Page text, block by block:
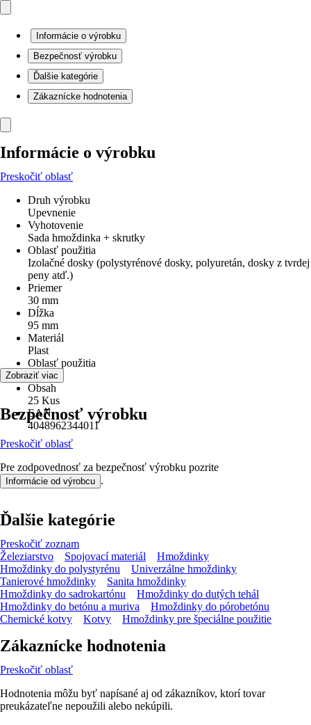
Informácie o výrobku
Bezpečnosť výrobku
Ďalšie kategórie
Zákaznícke hodnotenia
Informácie o výrobku
Preskočiť oblasť
Druh výrobku
Upevnenie
Vyhotovenie
Sada hmoždinka + skrutky
Oblasť použitia
Izolačné dosky (polystyrénové dosky, polyuretán, dosky z tvrdej
peny atď.)
Priemer
30 mm
Dĺžka
95 mm
Materiál
Plast
Oblasť použitia
Interiér
Obsah
25 Kus
EAN
4048962344011
Zobraziť viac
Bezpečnosť výrobku
Preskočiť oblasť
Pre zodpovednosť za bezpečnosť výrobku pozrite
Informácie od výrobcu .
Ďalšie kategórie
Preskočiť zoznam
Železiarstvo
Spojovací materiál
Hmoždinky
Hmoždinky do polystyrénu
Univerzálne hmoždinky
Tanierové hmoždinky
Sanita hmoždinky
Hmoždinky do sadrokartónu
Hmoždinky do dutých tehál
Hmoždinky do betónu a muriva
Hmoždinky do pórobetónu
Chemické kotvy
Kotvy Hmoždinky pre špeciálne použitie
Zákaznícke hodnotenia
Preskočiť oblasť
Hodnotenia môžu byť napísané aj od zákazníkov, ktorí tovar
preukázateľne nepoužili alebo nekúpili.